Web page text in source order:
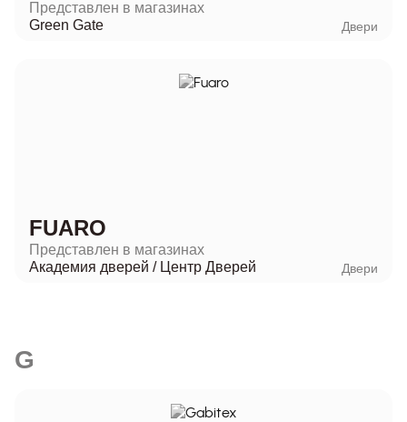
Представлен в магазинах
Green Gate
Двери
FUARO
Представлен в магазинах
Академия дверей / Центр Дверей Двери
G